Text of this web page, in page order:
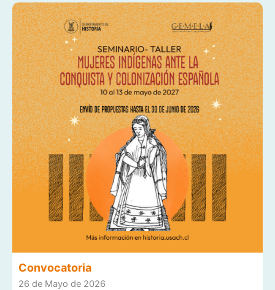
Convocatoria
26 de Mayo de 2026